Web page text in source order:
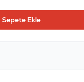
Sepete Ekle